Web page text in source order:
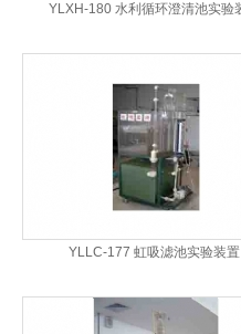
YLXH-180 水利循环澄清池实验
YLLC-177 虹吸滤池实验装置